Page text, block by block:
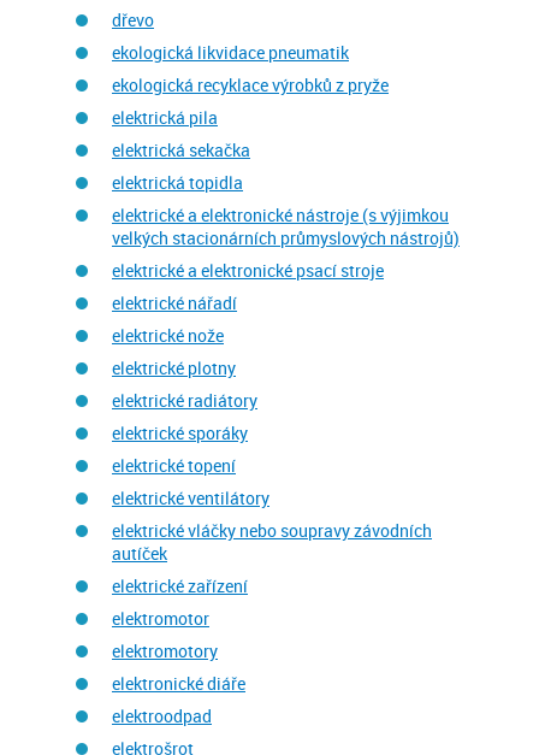
dřevo
ekologická likvidace pneumatik
ekologická recyklace výrobků z pryže
elektrická pila
elektrická sekačka
elektrická topidla
elektrické a elektronické nástroje (s výjimkou
velkých stacionárních průmyslových nástrojů)
elektrické a elektronické psací stroje
elektrické nářadí
elektrické nože
elektrické plotny
elektrické radiátory
elektrické sporáky
elektrické topení
elektrické ventilátory
elektrické vláčky nebo soupravy závodních
autíček
elektrické zařízení
elektromotor
elektromotory
elektronické diáře
elektroodpad
elektrošrot